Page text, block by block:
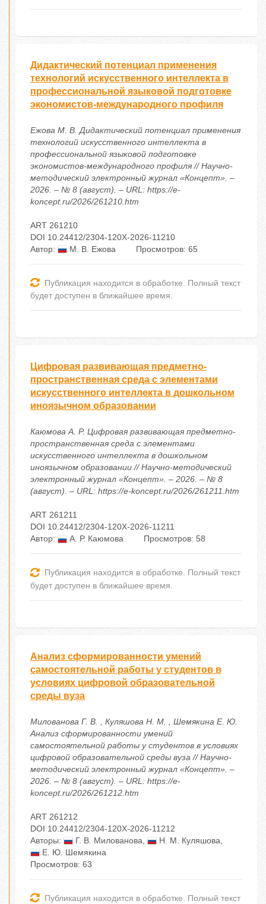
Дидактический потенциал применения
технологий искусственного интеллекта в
профессиональной языковой подготовке
экономистов-международного профиля
Ежова М. В. Дидактический потенциал применения
технологий искусственного интеллекта в
профессиональной языковой подготовке
экономистов-международного профиля // Научно-
методический электронный журнал «Концепт». –
2026. – № 8 (август). – URL: https://e-
koncept.ru/2026/261210.htm
ART 261210
DOI 10.24412/2304-120X-2026-11210
Автор:
М. В. Ежова Просмотров: 65
Публикация находится в обработке. Полный текст
будет доступен в ближайшее время.
Цифровая развивающая предметно-
пространственная среда с элементами
искусственного интеллекта в дошкольном
иноязычном образовании
Каюмова А. Р. Цифровая развивающая предметно-
пространственная среда с элементами
искусственного интеллекта в дошкольном
иноязычном образовании // Научно-методический
электронный журнал «Концепт». – 2026. – № 8
(август). – URL: https://e-koncept.ru/2026/261211.htm
ART 261211
DOI 10.24412/2304-120X-2026-11211
Автор:
А. Р. Каюмова Просмотров: 58
Публикация находится в обработке. Полный текст
будет доступен в ближайшее время.
Анализ сформированности умений
самостоятельной работы у студентов в
условиях цифровой образовательной
среды вуза
Милованова Г. В. , Куляшова Н. М. , Шемякина Е. Ю.
Анализ сформированности умений
самостоятельной работы у студентов в условиях
цифровой образовательной среды вуза // Научно-
методический электронный журнал «Концепт». –
2026. – № 8 (август). – URL: https://e-
koncept.ru/2026/261212.htm
ART 261212
DOI 10.24412/2304-120X-2026-11212
Авторы:
Г. В. Милованова Н. М. Куляшова
Е. Ю. Шемякина
Просмотров: 63
Публикация находится в обработке. Полный текст